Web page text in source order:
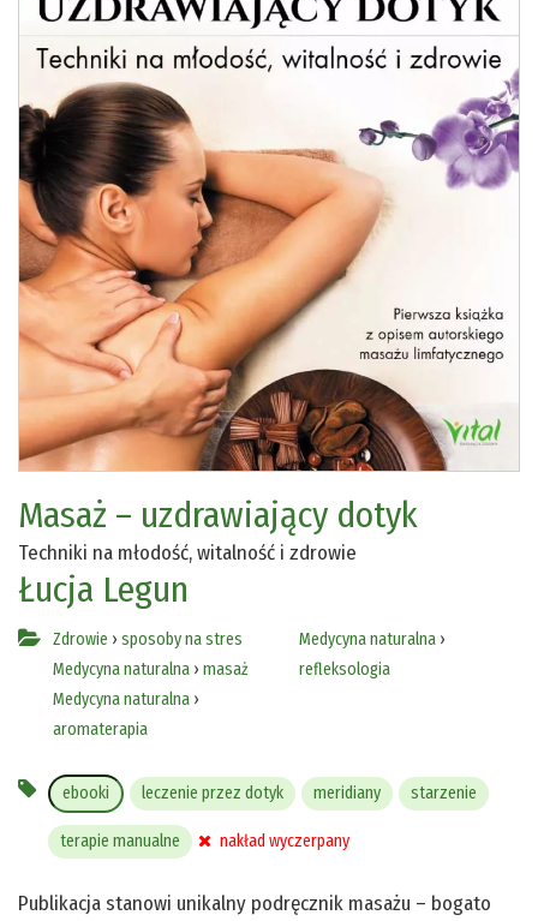
Masaż – uzdrawiający dotyk
Techniki na młodość, witalność i zdrowie
Łucja Legun
Zdrowie › sposoby na stres
Medycyna naturalna › masaż
Medycyna naturalna ›
aromaterapia
Medycyna naturalna›
refleksologia
ebooki leczenie przez dotyk meridiany starzenie
terapie manualne nakład wyczerpany
Publikacja stanowi unikalny podręcznik masażu – bogato